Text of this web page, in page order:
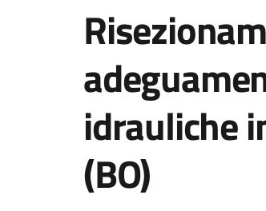
idrauliche
(BO)